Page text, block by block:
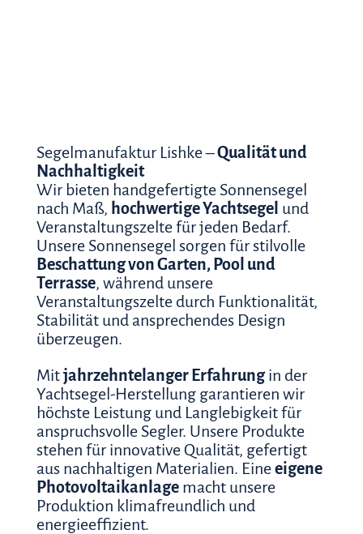
Segelmanufaktur Lishke –Qualität und
Nachhaltigkeit
Wir bieten handgefertigte Sonnensegel
nach Maß, hochwertige Yachtsegel und
Veranstaltungszelte für jeden Bedarf.
Unsere Sonnensegel sorgen für stilvolle
Beschattung von Garten, Pool und
Terrasse, während unsere
Veranstaltungszelte durch Funktionalität,
Stabilität und ansprechendes Design
überzeugen.
Mitjahrzehntelanger Erfahrungin der
Yachtsegel-Herstellung garantieren wir
höchste Leistung und Langlebigkeit für
anspruchsvolle Segler. Unsere Produkte
stehen für innovative Qualität, gefertigt
aus nachhaltigen Materialien. Eineeigene
Photovoltaikanlagemacht unsere
Produktion klimafreundlich und
energieeffizient.